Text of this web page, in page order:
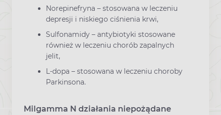
Norepinefryna – stosowana w leczeniu
depresji i niskiego ciśnienia krwi,
Sulfonamidy – antybiotyki stosowane
również w leczeniu chorób zapalnych
jelit,
L-dopa – stosowana w leczeniu choroby
Parkinsona.
Milgamma N działania niepożądane